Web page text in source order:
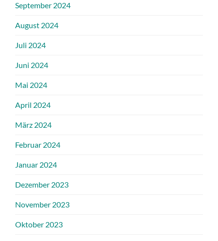
September 2024
August 2024
Juli 2024
Juni 2024
Mai 2024
April 2024
März 2024
Februar 2024
Januar 2024
Dezember 2023
November 2023
Oktober 2023